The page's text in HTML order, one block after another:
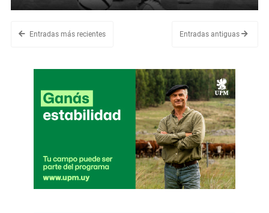
Entradas más recientes Entradas antiguas